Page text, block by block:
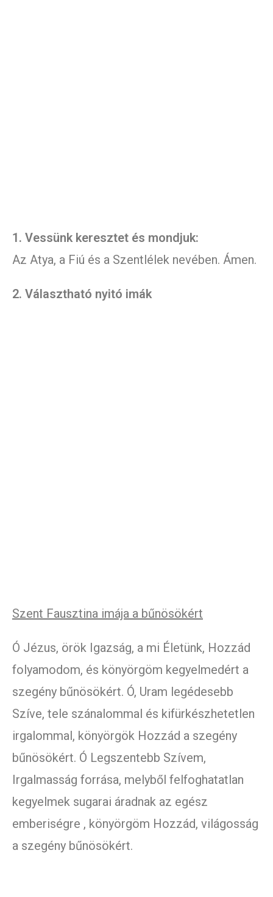
1. Vessünk keresztet és mondjuk:
Az Atya, a Fiú és a Szentlélek nevében. Ámen.
2. Választható nyitó imák
Szent Fausztina imája a bűnösökért
Ó Jézus, örök Igazság, a mi Életünk, Hozzád
folyamodom, és könyörgöm kegyelmedért a
szegény bűnösökért. Ó, Uram legédesebb
Szíve, tele szánalommal és kifürkészhetetlen
irgalommal, könyörgök Hozzád a szegény
bűnösökért. Ó Legszentebb Szívem,
Irgalmasság forrása, melyből felfoghatatlan
kegyelmek sugarai áradnak az egész
emberiségre , könyörgöm Hozzád, világosság
a szegény bűnösökért.